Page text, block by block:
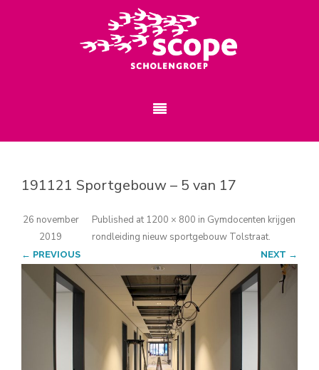
191121 Sportgebouw – 5 van 17
Published
26 november
2019
at 1200 × 800 in Gymdocenten krijgen
rondleiding nieuw sportgebouw Tolstraat.
← PREVIOUS NEXT →